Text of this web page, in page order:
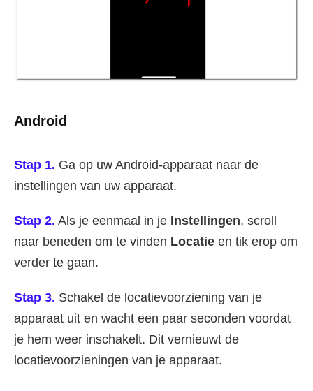
Android
Stap 1. Ga op uw Android-apparaat naar de
instellingen van uw apparaat.
Stap 2. Als je eenmaal in je Instellingen, scroll
naar beneden om te vinden Locatie en tik erop om
verder te gaan.
Stap 3. Schakel de locatievoorziening van je
apparaat uit en wacht een paar seconden voordat
je hem weer inschakelt. Dit vernieuwt de
locatievoorzieningen van je apparaat.